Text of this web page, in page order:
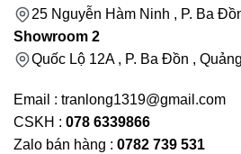
25 Nguyễn Hàm Ninh , P. Ba
Showroom 2
Quốc Lộ 12A , P. Ba Đồn ,
Email : tranlong1319@gmail.com
CSKH : 078 6339866
Zalo bán hàng : 0782 739 531